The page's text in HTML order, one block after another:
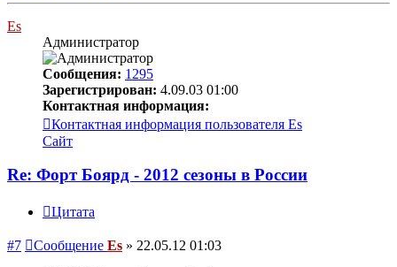
Es
Администратор
Сообщения: 1295
Зарегистрирован: 4.09.03 01:00
Контактная информация:
Контактная информация пользователя Es
Сайт
Re: Форт Боярд - 2012 сезоны в России
Цитата
#7 Сообщение Es » 22.05.12 01:03